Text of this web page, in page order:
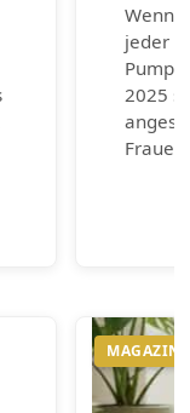
Wenn
jeder
2025
MAGAZIN